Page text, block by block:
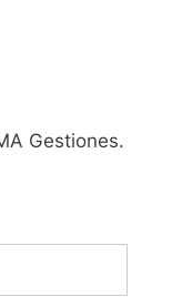
Gestiones.